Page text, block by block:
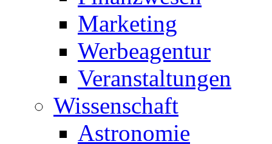
Marketing
Werbeagentur
Veranstaltungen
Wissenschaft
Astronomie